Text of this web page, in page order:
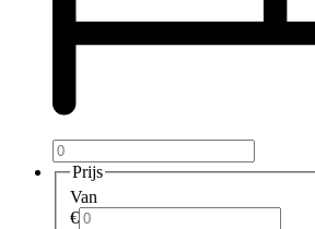
Prijs
Van
€